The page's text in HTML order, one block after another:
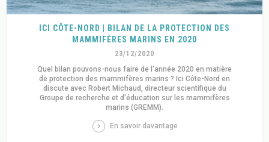
ICI CÔTE-NORD | BILAN DE LA PROTECTION DES
MAMMIFÈRES MARINS EN 2020
23/12/2020
Quel bilan pouvons-nous faire de l'année 2020 en matière
de protection des mammifères marins ? Ici Côte-Nord en
discute avec Robert Michaud, directeur scientifique du
Groupe de recherche et d'éducation sur les mammifères
marins (GREMM).
En savoir davantage